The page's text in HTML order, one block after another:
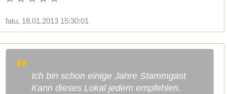
fatu, 18.01.2013 15:30:01
Ich bin schon einige Jahre Stammgast
Kann dieses Lokal jedem empfehlen.